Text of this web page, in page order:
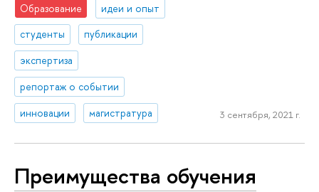
Образование
идеи и опыт
студенты
публикации
экспертиза
репортаж о событии
инновации
магистратура 3 сентября, 2021 г.
Преимущества обучения